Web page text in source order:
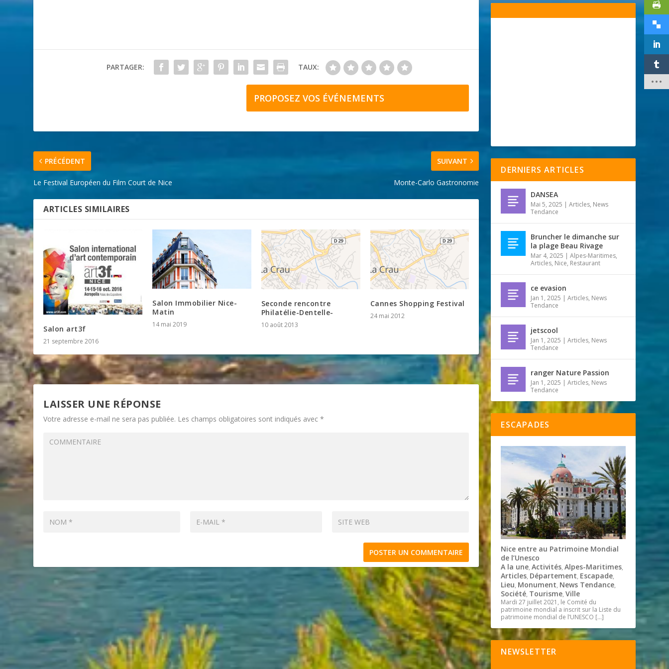
PARTAGER: TAUX:
PROPOSEZ VOS ÉVÉNEMENTS
PRÉCÉDENT
Le Festival Européen du Film Court de Nice
SUIVANT
Monte-Carlo Gastronomie
ARTICLES SIMILAIRES
Salon art3f
21 septembre 2016
Salon Immobilier Nice-
Matin
14 mai 2019
Seconde rencontre
Philatélie-Dentelle-
10 août 2013
Cannes Shopping Festival
24 mai 2012
LAISSER UNE RÉPONSE
Votre adresse e-mail ne sera pas publiée. Les champs obligatoires sont indiqués avec*
DERNIERS ARTICLES
DANSEA
Mai 5, 2025 |Articles, News
Tendance
Bruncher le dimanche sur
la plage Beau Rivage
Mar 4, 2025 |Alpes-Maritimes,
Articles, Nice, Restaurant
ce evasion
Jan 1, 2025 |Articles, News
Tendance
jetscool
Jan 1, 2025 |Articles, News
Tendance
ranger Nature Passion
Jan 1, 2025 |Articles, News
Tendance
ESCAPADES
Nice entre au Patrimoine Mondial
de l’Unesco
A la une,Activités,Alpes-Maritimes,
Articles, Département, Escapade,
Lieu, Monument, News Tendance,
Société, Tourisme,Ville
Mardi 27 juillet 2021, le Comité du
patrimoine mondial a inscrit sur la Liste du
patrimoine mondial de l’UNESCO […]
NEWSLETTER